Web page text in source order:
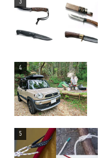
3
4
5